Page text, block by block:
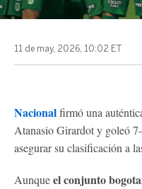
11 de may, 2026, 10:02 ET
Nacionalfirmó una
Atanasio Girardot y goleó
asegurar su clasificación a
Aunqueel conjunto